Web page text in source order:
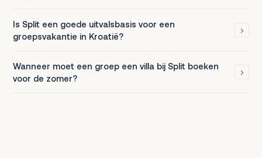
Is Split een goede uitvalsbasis voor een
groepsvakantie in Kroatië?
Wanneer moet een groep een villa bij Split boeken
voor de zomer?